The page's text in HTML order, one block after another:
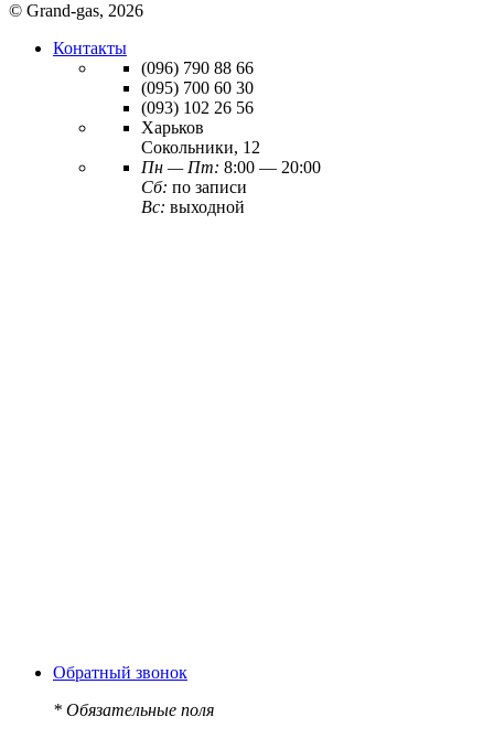
© Grand-gas, 2026
Контакты
(096) 790 88 66
(095) 700 60 30
(093) 102 26 56
Харьков
Сокольники, 12
Пн — Пт: 8:00 — 20:00
Сб: по записи
Вс: выходной
Обратный звонок
* Обязательные поля